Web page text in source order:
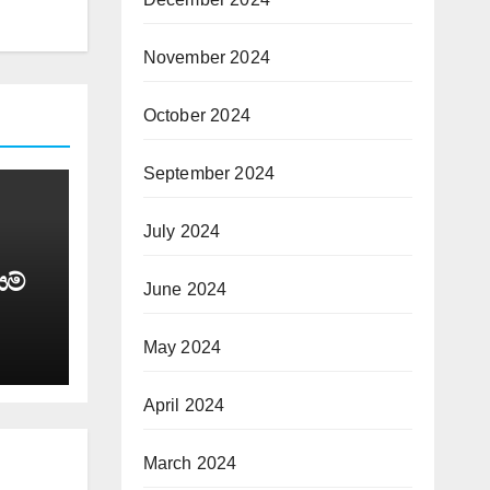
November 2024
October 2024
September 2024
July 2024
June 2024
May 2024
April 2024
March 2024